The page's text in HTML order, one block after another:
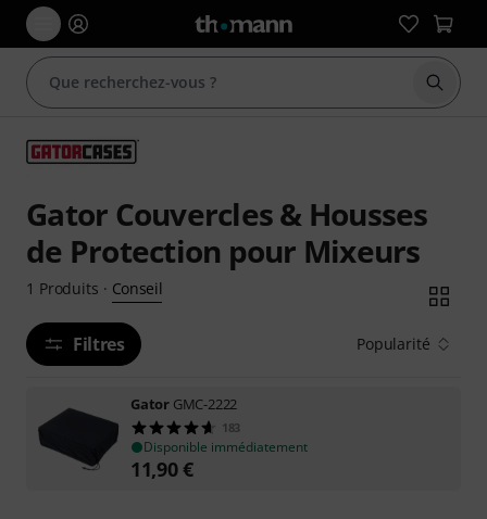
Gator Couvercles & Housses
de Protection pour Mixeurs
1 Produits · Conseil
Filtres Popularité
Gator GMC-2222
183
Disponible immédiatement
11,90€